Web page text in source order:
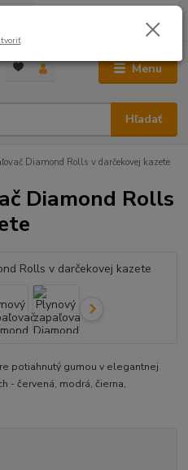
Menu
Hľadať
0,00 €
Diamond Rolls v darčekovej kazete
Diamond Rolls
potiahnutý gumou v elegantnej
- červená, modrá, čierna,